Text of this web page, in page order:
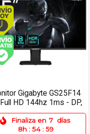
13Hs. Envío hoy.
Envío gratis (Ver
Gigabyte GS25F14
HD 144hz 1ms - DP,
HDMI
Finaliza en 7 días
8h : 54 : 59